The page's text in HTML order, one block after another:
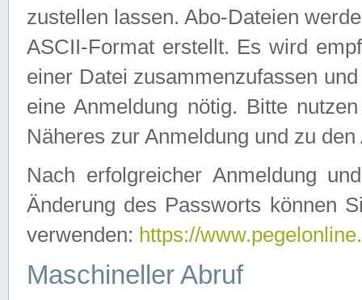
zustellen lassen. Abo-Dateien
ASCII-Format erstellt. Es wird
einer Datei zusammenzufassen
eine Anmeldung nötig. Bitte
Näheres zur Anmeldung und zu
Nach erfolgreicher Anmeldung
Änderung des Passworts können
verwenden: https://
Maschineller Abruf